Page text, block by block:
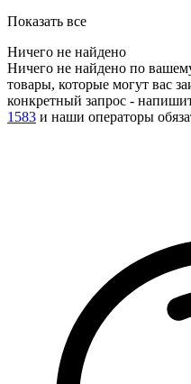
Показать все
Ничего не найдено
Ничего не найдено по
товары, которые могут вас
конкретный запрос -
1583 и наши операторы